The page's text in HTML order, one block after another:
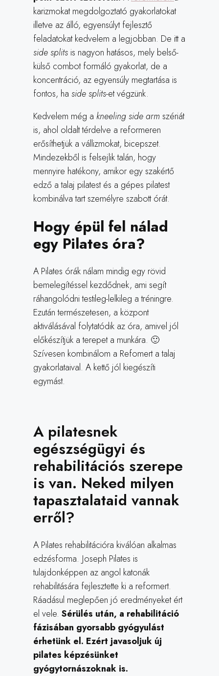
karizmokat megdolgoztató gyakorlatokat
illetve az álló, egyensúlyt fejlesztő
feladatokat kedvelem a legjobban. De itt a
side splits is nagyon hatásos, mely belső-
külső combot formáló gyakorlat, de a
koncentráció, az egyensúly megtartása is
fontos, ha side splits-et végzünk.
Kedvelem még a kneeling side arm szériát
is, ahol oldalt térdelve a reformeren
erősíthetjük a vállizmokat, bicepszet.
Mindezekből is felsejlik talán, hogy
mennyire hatékony, amikor egy szakértő
edző a talaj pilatest és a gépes pilatest
kombinálva tart személyre szabott órát.
Hogy épül fel nálad
egy Pilates óra?
A Pilates órák nálam mindig egy rövid
bemelegítéssel kezdődnek, ami segít
ráhangolódni testileg-lelkileg a tréningre.
Ezután természetesen, a központ
aktiválásával folytatódik az óra, amivel jól
előkészítjük a terepet a munkára. 🙂
Szívesen kombinálom a Refomert a talaj
gyakorlataival. A kettő jól kiegészíti
egymást.
A pilatesnek
egészségügyi és
rehabilitációs szerepe
is van. Neked milyen
tapasztalataid vannak
erről?
A Pilates rehabilitációra kiválóan alkalmas
edzésforma. Joseph Pilates is
tulajdonképpen az angol katonák
rehabilitására fejlesztette ki a reformert.
Ráadásul meglepően jó eredményeket ért
el vele. Sérülés után, a rehabilitáció
fázisában gyorsabb gyógyulást
érhetünk el. Ezért javasoljuk új
pilates képzésünket
gyógytornászoknak is.